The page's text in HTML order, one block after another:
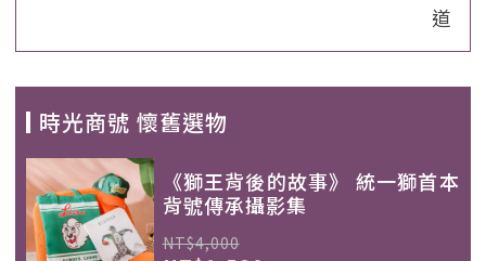
道
時光商號 懷舊選物
《獅王背後的故事》 統一獅首本
背號傳承攝影集
NT$4,000